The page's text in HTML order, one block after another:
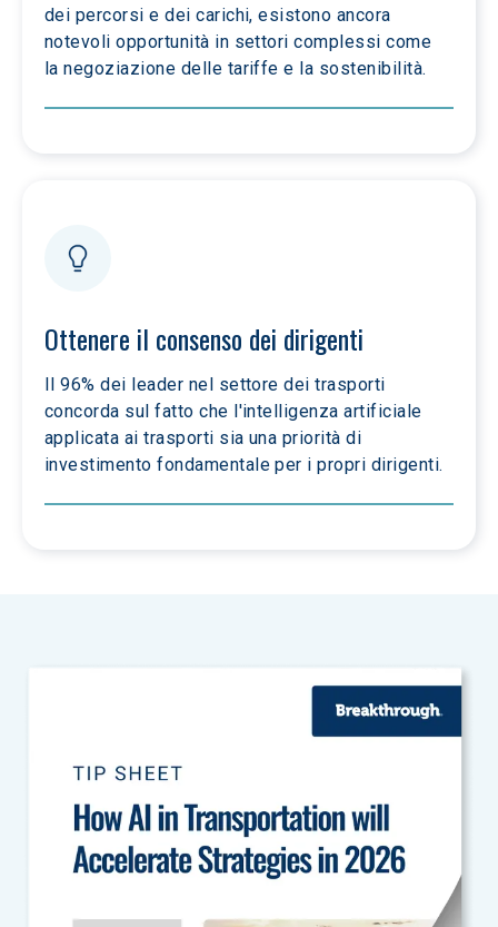
dei percorsi e dei carichi, esistono ancora
notevoli opportunità in settori complessi come
la negoziazione delle tariffe e la sostenibilità.
Ottenere il consenso dei dirigenti
Il 96% dei leader nel settore dei trasporti
concorda sul fatto che l'intelligenza artificiale
applicata ai trasporti sia una priorità di
investimento fondamentale per i propri dirigenti.